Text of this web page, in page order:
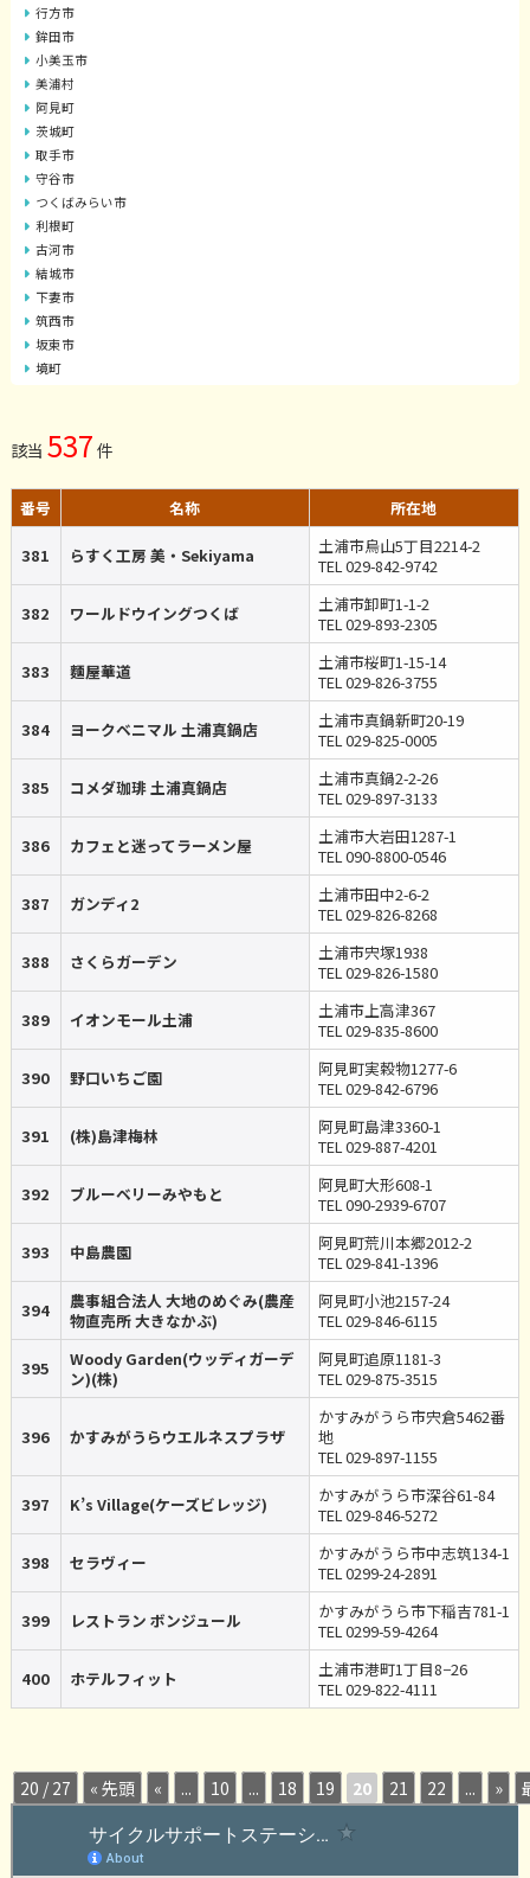
行方市
鉾田市
小美玉市
美浦村
阿見町
茨城町
取手市
守谷市
つくばみらい市
利根町
古河市
結城市
下妻市
筑西市
坂東市
境町
該当 537 件
番号 名称 所在地
381 らすく工房 美・Sekiyama
土浦市烏山5丁目2214-2
TEL 029-842-9742
382 ワールドウイングつくば
土浦市卸町1-1-2
TEL 029-893-2305
383 麵屋華道
土浦市桜町1-15-14
TEL 029-826-3755
384 ヨークベニマル 土浦真鍋店
土浦市真鍋新町20-19
TEL 029-825-0005
385 コメダ珈琲 土浦真鍋店
土浦市真鍋2-2-26
TEL 029-897-3133
386 カフェと迷ってラーメン屋
土浦市大岩田1287-1
TEL 090-8800-0546
387 ガンディ2
土浦市田中2-6-2
TEL 029-826-8268
388 さくらガーデン
土浦市宍塚1938
TEL 029-826-1580
389 イオンモール土浦
土浦市上高津367
TEL 029-835-8600
390 野口いちご園
阿見町実穀物1277-6
TEL 029-842-6796
391 (株)島津梅林
阿見町島津3360-1
TEL 029-887-4201
392 ブルーベリーみやもと
阿見町大形608-1
TEL 090-2939-6707
393 中島農園
阿見町荒川本郷2012-2
TEL 029-841-1396
394
農事組合法人 大地のめぐみ(農産
物直売所 大きなかぶ)
阿見町小池2157-24
TEL 029-846-6115
395
Woody Garden(ウッディガーデ
ン)(株)
阿見町追原1181-3
TEL 029-875-3515
396 かすみがうらウエルネスプラザ
かすみがうら市宍倉5462番
地
TEL 029-897-1155
397 K’s Village(ケーズビレッジ)
かすみがうら市深谷61-84
TEL 029-846-5272
398 セラヴィー
かすみがうら市中志筑134-1
TEL 0299-24-2891
399 レストラン ボンジュール
かすみがうら市下稲吉781-1
TEL 0299-59-4264
400 ホテルフィット
土浦市港町1丁目8−26
TEL 029-822-4111
20 / 27 « 先頭 « ... 10 ... 18 19 20 21 22 ... »